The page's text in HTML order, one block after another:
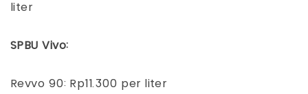
liter
SPBU Vivo:
Revvo 90: Rp11.300 per liter